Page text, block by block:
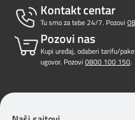
Kontakt centar
Tu smo za tebe 24/7. Pozovi
Pozovi nas
Kupi uređaj, odaberi tarifu/
ugovor. Pozovi 0800 100 150.